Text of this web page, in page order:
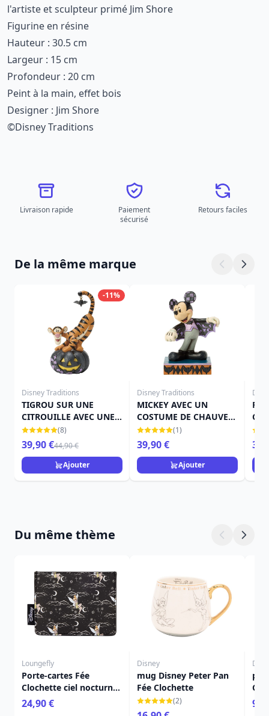
l'artiste et sculpteur primé Jim Shore
Figurine en résine
Hauteur : 30.5 cm
Largeur : 15 cm
Profondeur : 20 cm
Peint à la main, effet bois
Designer : Jim Shore
©Disney Traditions
Livraison rapide
Paiement
sécurisé
Retours faciles
De la même marque
-11%
Disney Traditions
TIGROU SUR UNE
CITROUILLE AVEC UNE
CHAUVE-SOURIS -
DISNEY TRADITIONS
(8)
39,90 €44,90 €
Ajouter
Disney Traditions
MICKEY AVEC UN
COSTUME DE CHAUVE-
SOURIS - DISNEY
TRADITIONS
(1)
39,90 €
Ajouter
Du même thème
Loungefly
Porte-cartes Fée
Clochette ciel nocturne
- Disney Loungefly
Peter Pan
24,90 €
Disney
mug Disney Peter Pan
Fée Clochette
(2)